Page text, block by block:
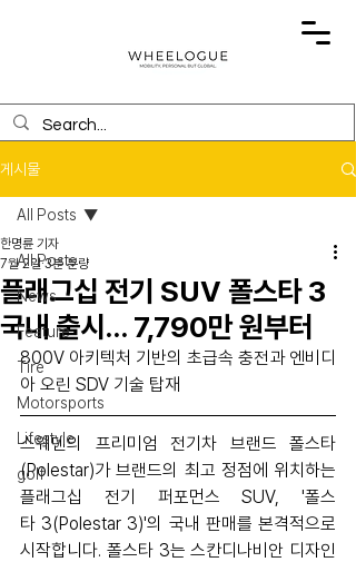
게시물
All Posts
News
Feature
Tire
Motorsports
Lifestyle
golf
All Posts
플래그십 전기 SUV 폴스타 3
국내 출시… 7,790만 원부터
한명륜 기자
7월 2일 3분 분량
800V 아키텍처 기반의 초급속 충전과 엔비디
아 오린 SDV 기술 탑재
스웨덴의 프리미엄 전기차 브랜드 폴스타
(Polestar)가 브랜드의 최고 정점에 위치하는
플래그십 전기 퍼포먼스 SUV, '폴스
타 3(Polestar 3)'의 국내 판매를 본격적으로
시작합니다. 폴스타 3는 스칸디나비안 디자인